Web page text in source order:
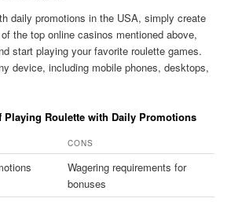
daily promotions in the USA, simply create
the top online casinos mentioned above,
start playing your favorite roulette games.
device, including mobile phones, desktops,
Playing Roulette with Daily Promotions
CONS
Wagering requirements for
bonuses